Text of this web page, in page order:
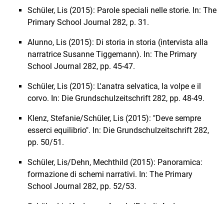
Schüler, Lis (2015): Parole speciali nelle storie. In: The
Primary School Journal 282, p. 31.
Alunno, Lis (2015): Di storia in storia (intervista alla
narratrice Susanne Tiggemann). In: The Primary
School Journal 282, pp. 45-47.
Schüler, Lis (2015): L'anatra selvatica, la volpe e il
corvo. In: Die Grundschulzeitschrift 282, pp. 48-49.
Klenz, Stefanie/Schüler, Lis (2015): "Deve sempre
esserci equilibrio". In: Die Grundschulzeitschrift 282,
pp. 50/51.
Schüler, Lis/Dehn, Mechthild (2015): Panoramica:
formazione di schemi narrativi. In: The Primary
School Journal 282, pp. 52/53.